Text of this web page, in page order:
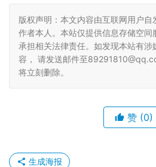
版权声明：本文内容由互联网用户
作者本人。本站仅提供信息存储空间
承担相关法律责任。如发现本站有
容， 请发送邮件至
将立刻删除。
赞 (0)
生成海报